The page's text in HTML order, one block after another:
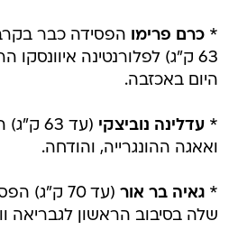
*כרם פרימו הפסידה כבר
63 ק"ג) לפלורנטינה
היום באכזבה.
*עדלינה נוביצקי
(עד 63
ואאגה ההונגרייה, והודחה.
*גאיה בר אור
(עד 70
שלה בסיבוב הראשון לגבריאה